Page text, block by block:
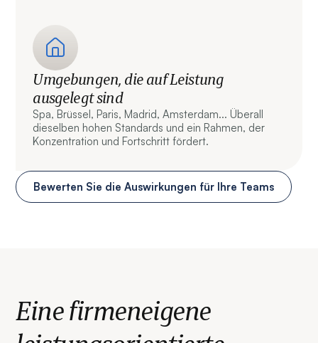
Umgebungen, die auf Leistung
ausgelegt sind
Spa, Brüssel, Paris, Madrid, Amsterdam... Überall
dieselben hohen Standards und ein Rahmen, der
Konzentration und Fortschritt fördert.
Bewerten Sie die Auswirkungen für Ihre Teams
Eine firmeneigene